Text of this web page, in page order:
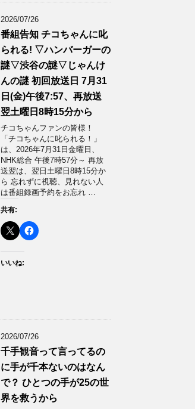
2026/07/26
番組告知 チコちゃんに叱
られる! ▽ハンバーガーの
謎▽渋谷の謎▽じゃんけ
んの謎 初回放送日 7月31
日(金)午後7:57、再放送
翌土曜日8時15分から
チコちゃんファンの皆様！
「チコちゃんに叱られる！」​
は、2026年7月31日金曜日、
NHK総合 午後7時57分～ 再放
送翌は、翌日土曜日8時15分か
ら 忘れずに視聴、見れない人
は番組録画予約をお忘れ …
共有:
いいね:
2026/07/26
千手観音って言ってるの
に手が千本ないのはなん
で？ ひとつの手が25の世
界を救うから